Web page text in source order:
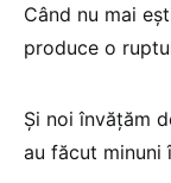
Când nu mai
produce o
Și noi învățăm
au făcut minuni